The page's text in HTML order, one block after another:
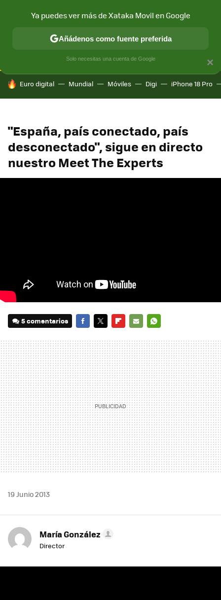
CONECTIVIDAD MÓVIL Y SOCIEDAD APLICACIONES
HOY SE HABLA DE
Euro digital Mundial Móviles Digi iPhone 18 Pro
"España, país conectado, país
desconectado", sigue en directo
nuestro Meet The Experts
5 comentarios
MAIL
19 Junio 2013
María González
Director
×
Ya puedes ver más de Xataka Movil en Google
Añádenos como fuente preferida
Solo necesitas una cuenta de Google